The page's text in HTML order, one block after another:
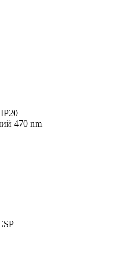
IP20
470 nm